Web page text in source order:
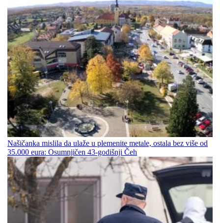
Našičanka mislila da ulaže u plemenite metale, ostala bez više od
35.000 eura: Osumnjičen 43-godišnji Čeh